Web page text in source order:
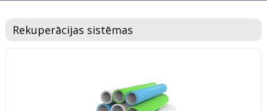
Rekuperācijas sistēmas